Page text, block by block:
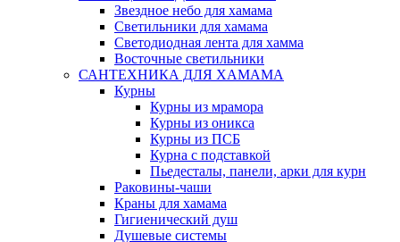
Звездное небо для хамама
Светильники для хамама
Светодиодная лента для хамма
Восточные светильники
САНТЕХНИКА ДЛЯ ХАМАМА
Курны
Курны из мрамора
Курны из оникса
Курны из ПСБ
Курна с подставкой
Пьедесталы, панели, арки для курн
Раковины-чаши
Краны для хамама
Гигиенический душ
Душевые системы